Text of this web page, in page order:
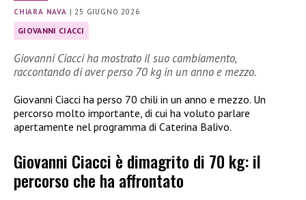
CHIARA NAVA |25 GIUGNO 2026
GIOVANNI CIACCI
Giovanni Ciacci ha mostrato il suo cambiamento,
raccontando di aver perso 70 kg in un anno e mezzo.
Giovanni Ciacci ha perso 70 chili in un anno e mezzo. Un
percorso molto importante, di cui ha voluto parlare
apertamente nel programma di Caterina Balivo.
Giovanni Ciacci è dimagrito di 70 kg: il
percorso che ha affrontato